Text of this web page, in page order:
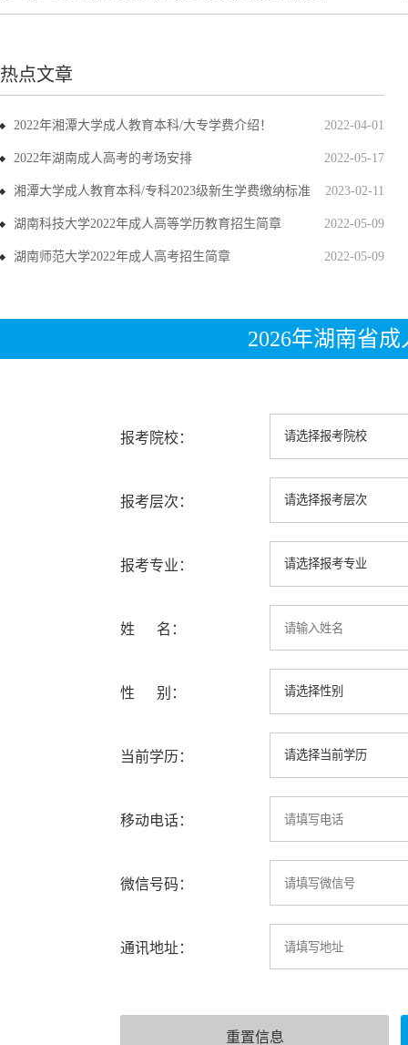
热点文章
2022-04-01
2022年湘潭大学成人教育本科/大专学费介绍！
2022-05-17
2022年湖南成人高考的考场安排
2023-02-11
湘潭大学成人教育本科/专科2023级新生学费缴纳标准
2022-05-09
湖南科技大学2022年成人高等学历教育招生简章
2022-05-09
湖南师范大学2022年成人高考招生简章
2026年湖南省
报考院校：
报考层次：
报考专业：
姓 名：
性 别：
当前学历：
移动电话：
微信号码：
通讯地址：